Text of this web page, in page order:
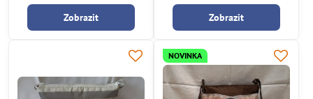
Zobrazit Zobrazit
NOVINKA